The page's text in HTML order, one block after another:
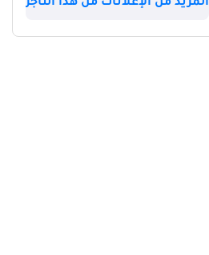
المزيد من الإعلانات من هذا التاجر